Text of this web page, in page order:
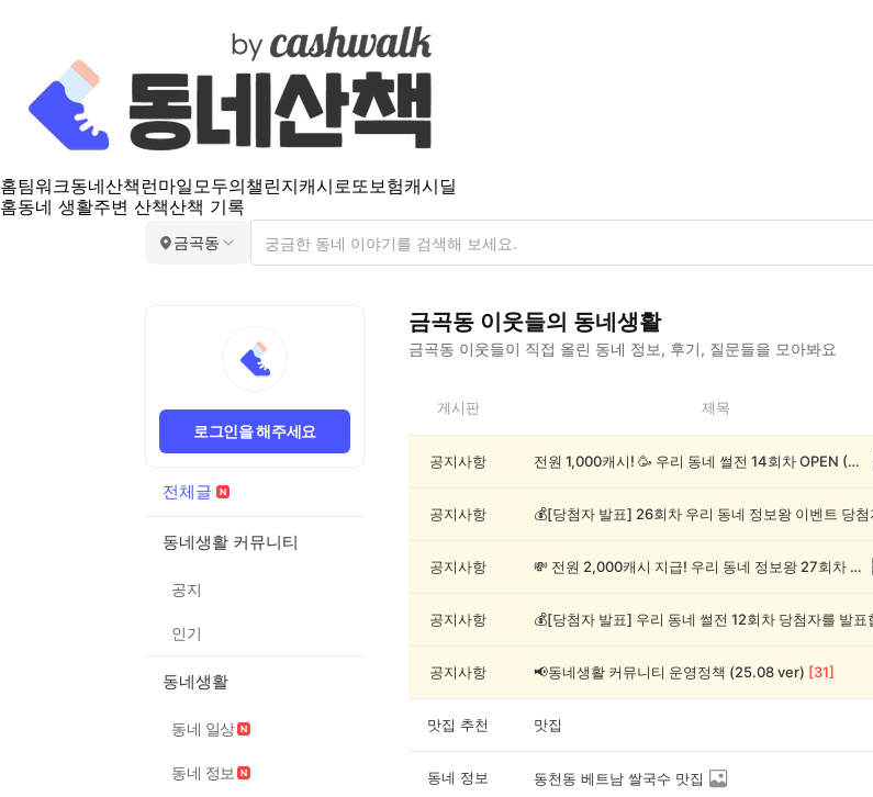
홈팀워크동네산책 런마일모두의챌린지캐시로또보험캐시딜
홈동네 생활주변 산책산책 기록
금곡동
로그인을 해주세요
전체글
동네생활 커뮤니티
공지
인기
동네생활
동네 일상
동네 정보
금곡동 이웃들의 동네생활
금곡동 이웃들이 직접 올린 동네 정보, 후기, 질문들을 모아봐요
동
게시판 제목
공지사항 전원 1,000캐시! 🥳 우리 동네 썰전 14회차 OPEN (~8/17)
공지사항
공지사항 💸 전원 2,000캐시 지급! 우리 동네 정보왕 27회차 (~8/10)
공지사항
공지사항 📢동네생활 커뮤니티 운영정책 (25.08 ver) [31]
맛집 추천 맛집
동네 정보 동천동 베트남 쌀국수 맛집